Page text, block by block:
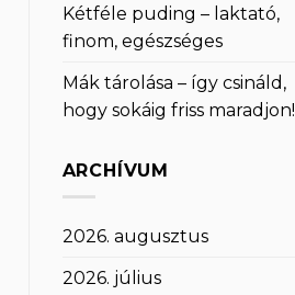
Kétféle puding – laktató,
finom, egészséges
Mák tárolása – így csináld,
hogy sokáig friss maradjon!
ARCHÍVUM
2026. augusztus
2026. július